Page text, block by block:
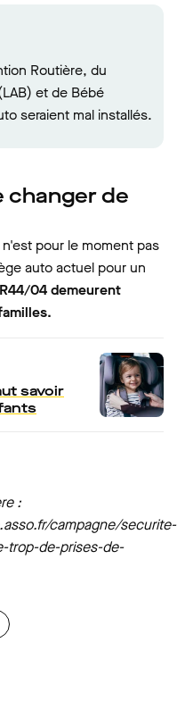
Routière, du
et de Bébé
seraient mal installés.
changer de
pour le moment pas
auto actuel pour un
04 demeurent
savoir
:
campagne/securite-
trop-de-prises-de-